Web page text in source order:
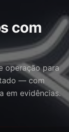
com
operação para
— com
em evidências.